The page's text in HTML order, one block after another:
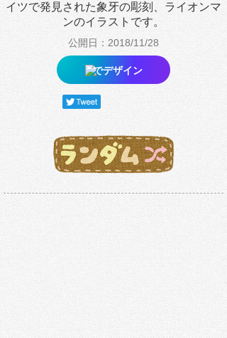
イツで発見された象牙の彫刻、ライオンマ
ンのイラストです。
公開日：2018/11/28
でデザイン